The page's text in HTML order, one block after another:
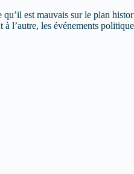
est mauvais sur le plan
l’autre, les événements